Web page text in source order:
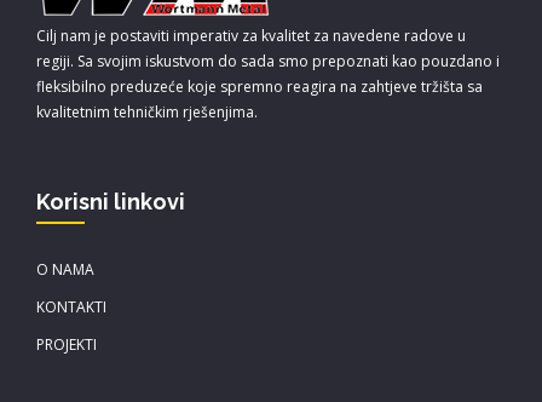
Cilj nam je postaviti imperativ za kvalitet za navedene radove u
regiji. Sa svojim iskustvom do sada smo prepoznati kao pouzdano i
fleksibilno preduzeće koje spremno reagira na zahtjeve tržišta sa
kvalitetnim tehničkim rješenjima.
Korisni linkovi
O NAMA
KONTAKTI
PROJEKTI